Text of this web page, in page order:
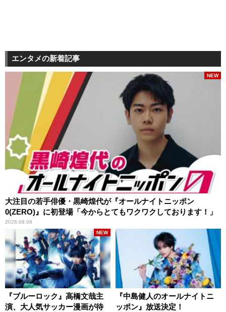
エンタメの新着記事
大注目の若手俳優・黒崎煌代が『オールナイトニッポン
0(ZERO)』に初登場「今からとてもワクワクしております！」
2026.08.08
NEW
『ブルーロック』高橋文哉主
演、大人気サッカー漫画が待
NEW
『中島健人のオールナイトニ
ッポン』放送決定！